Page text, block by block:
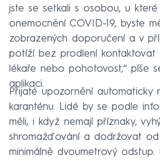
jste se setkali s osobou, u
onemocnění COVID-19, byste
zobrazených doporučení a v
potíží bez prodlení kontaktovat
lékaře nebo pohotovost,“ píše
aplikaci.
Přijaté upozornění automaticky
karanténu. Lidé by se podle
měli, i když nemají příznaky,
shromažďování a dodržovat
minimálně dvoumetrový